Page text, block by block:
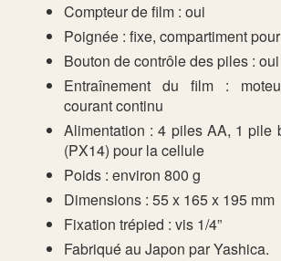
Compteur de film : oui
Poignée : fixe, compartiment
Bouton de contrôle des piles : oui
Entraînement du film :
courant continu
Alimentation : 4 piles AA, 1 pile
(PX14) pour la cellule
Poids : environ 800 g
Dimensions : 55 x 165 x 195 mm
Fixation trépied : vis 1/4”
Fabriqué au Japon par Yashica.